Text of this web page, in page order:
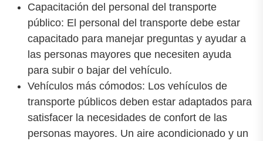
Capacitación del personal del transporte
público: El personal del transporte debe estar
capacitado para manejar preguntas y ayudar a
las personas mayores que necesiten ayuda
para subir o bajar del vehículo.
Vehículos más cómodos: Los vehículos de
transporte públicos deben estar adaptados para
satisfacer la necesidades de confort de las
personas mayores. Un aire acondicionado y un